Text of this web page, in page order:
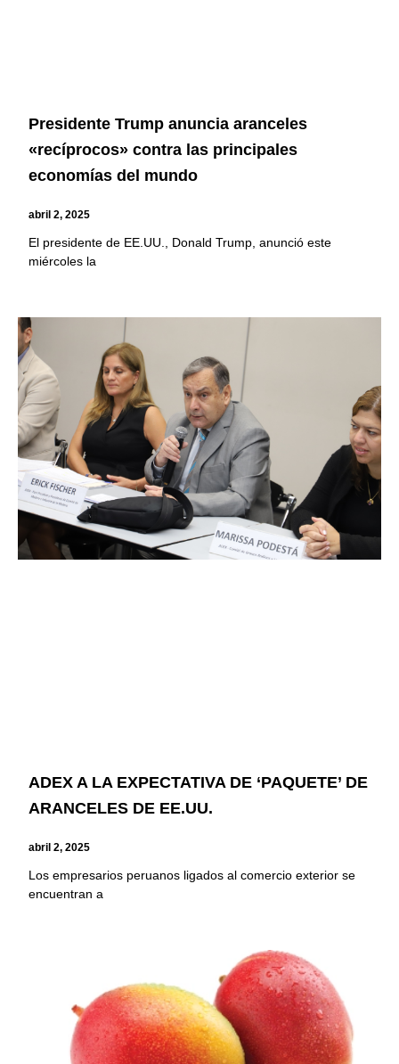
Presidente Trump anuncia aranceles
«recíprocos» contra las principales
economías del mundo
abril 2, 2025
El presidente de EE.UU., Donald Trump, anunció este
miércoles la
ADEX A LA EXPECTATIVA DE ‘PAQUETE’ DE
ARANCELES DE EE.UU.
abril 2, 2025
Los empresarios peruanos ligados al comercio exterior se
encuentran a